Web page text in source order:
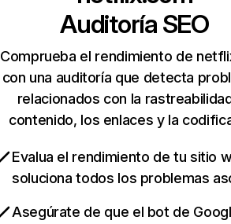
Auditoría SEO
Comprueba el rendimiento de
con una auditoría que detecta
relacionados con la
contenido, los enlaces y la
Evalua el rendimiento de tu sitio
soluciona todos los problemas
Asegúrate de que el bot de